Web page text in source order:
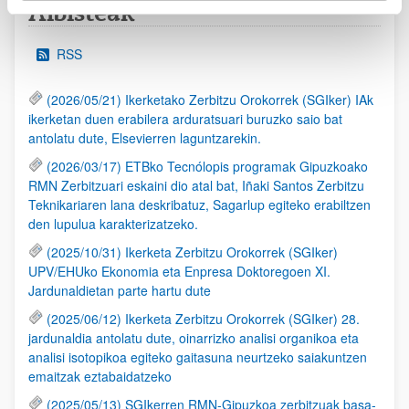
Albisteak
RSS
(2026/05/21) Ikerketako Zerbitzu Orokorrek (SGIker) IAk
ikerketan duen erabilera arduratsuari buruzko saio bat
antolatu dute, Elsevierren laguntzarekin.
(2026/03/17) ETBko Tecnólopis programak Gipuzkoako
RMN Zerbitzuari eskaini dio atal bat, Iñaki Santos Zerbitzu
Teknikariaren lana deskribatuz, Sagarlup egiteko erabiltzen
den lupulua karakterizatzeko.
(2025/10/31) Ikerketa Zerbitzu Orokorrek (SGIker)
UPV/EHUko Ekonomia eta Enpresa Doktoregoen XI.
Jardunaldietan parte hartu dute
(2025/06/12) Ikerketa Zerbitzu Orokorrek (SGIker) 28.
jardunaldia antolatu dute, oinarrizko analisi organikoa eta
analisi isotopikoa egiteko gaitasuna neurtzeko saiakuntzen
emaitzak eztabaidatzeko
(2025/05/13) SGIkerren RMN-Gipuzkoa zerbitzuak basa-